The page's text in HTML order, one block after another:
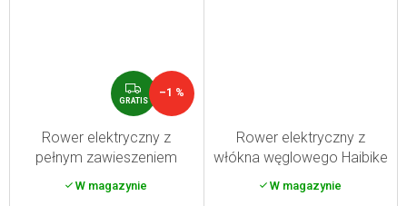
G
R
A
T
S
GRATIS
–1 %
Rower elektryczny z
pełnym zawieszeniem
Haibike Adventr 11 ABS
High grey/acacia S
W magazynie
Rower elektryczny z
włókna węglowego Haibike
Lyke CF SE High czarny
złoty/liść XL/50 2025
W magazynie